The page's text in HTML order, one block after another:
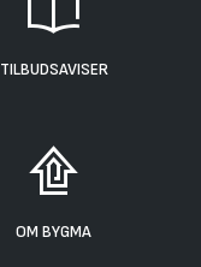
TILBUDSAVISER
OM BYGMA